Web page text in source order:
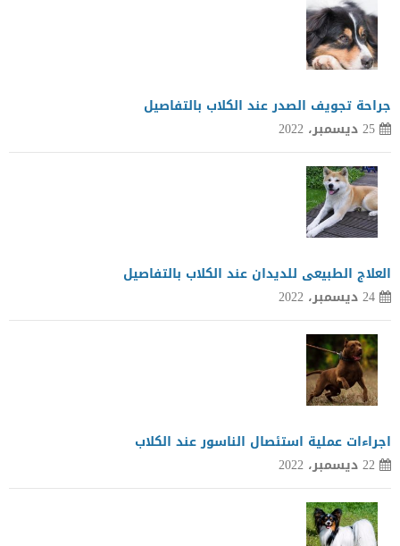
جراحة تجويف الصدر عند الكلاب بالتفاصيل
25 ديسمبر، 2022
العلاج الطبيعى للديدان عند الكلاب بالتفاصيل
24 ديسمبر، 2022
اجراءات عملية استئصال الناسور عند الكلاب
22 ديسمبر، 2022